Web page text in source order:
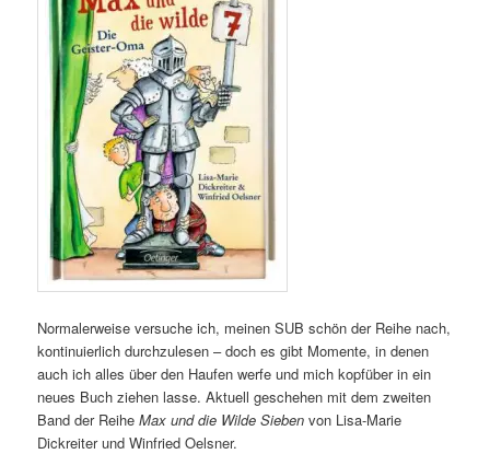
Normalerweise versuche ich, meinen SUB schön der Reihe nach,
kontinuierlich durchzulesen – doch es gibt Momente, in denen
auch ich alles über den Haufen werfe und mich kopfüber in ein
neues Buch ziehen lasse. Aktuell geschehen mit dem zweiten
Band der ReiheMax und die Wilde Sieben von Lisa-Marie
Dickreiter und Winfried Oelsner.